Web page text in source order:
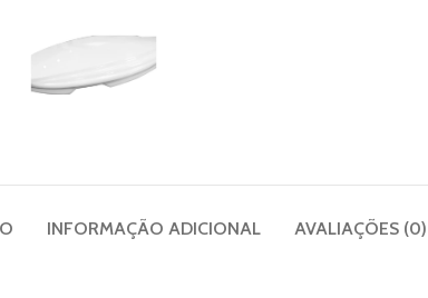
INFORMAÇÃO ADICIONAL AVALIAÇÕES (0)